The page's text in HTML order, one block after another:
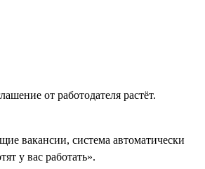
от работодателя растёт.
вакансии, система автоматически
у вас работать».